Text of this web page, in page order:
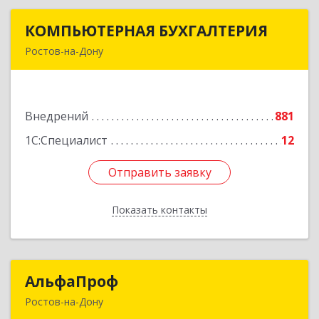
КОМПЬЮТЕРНАЯ БУХГАЛТЕРИЯ
Ростов-на-Дону
Внедрений
881
1С:Специалист
12
Отправить заявку
Показать контакты
КОМПЬЮТЕРНАЯ БУХГАЛТЕРИЯ
Подробнее
Отправить заявку
Назад
АльфаПроф
Ростов-на-Дону